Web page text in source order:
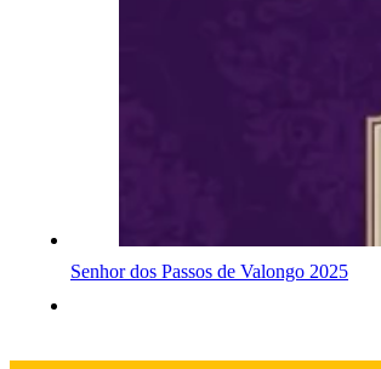
Senhor dos Passos de Valongo 2025